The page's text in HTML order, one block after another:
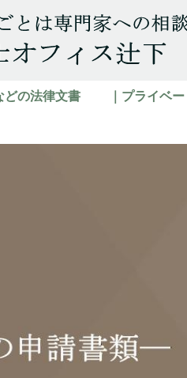
どの法律文書 ｜プライベ